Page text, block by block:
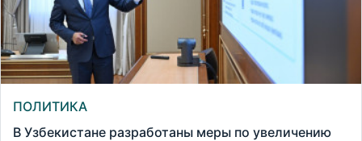
ПОЛИТИКА
В Узбекистане разработаны меры по увеличению